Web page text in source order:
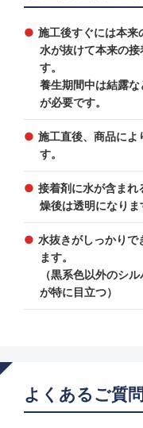
施工後すぐには本来
水が抜けて本来の
す。
養生期間中は結露
が必要です。
施工直後、商品によ
す。
接着剤に水が含まれ
燥後は透明になりま
水抜きがしっかりで
ます。
（黒系色以外のシ
が特に目立つ）
よくあるご質問